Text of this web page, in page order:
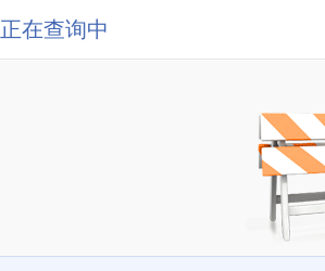
正在查询中